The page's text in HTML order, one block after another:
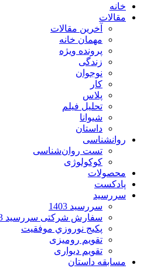
خانه
مقالات
آخرین مقالات
مهمان خانه
پرونده ویژه
زندگی
نوجوان
کار
پلاس
تحلیل فیلم
شیوانا
داستان
روانشناسی
تست روان‌شناسی
کوکولوژی
محصولات
پادکست
سررسید
سررسید 1403
سفارش شرکتی سررسید 1403
پکيج نوروزي موفقيت
تقویم رومیزی
تقویم دیواری
مسابقه داستان